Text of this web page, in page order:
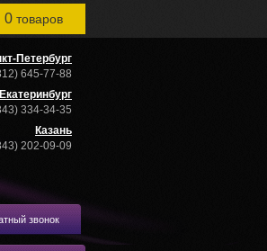
0 товаров
Петербург
645-77-88
Екатеринбург
334-34-35
Казань
202-09-09
звонок